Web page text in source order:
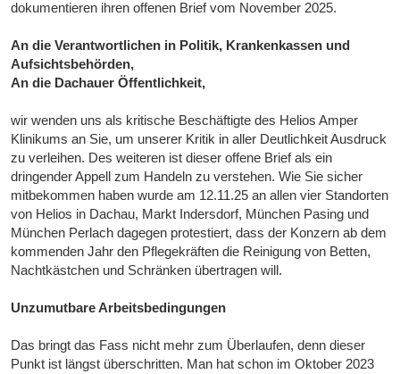
dokumentieren ihren offenen Brief vom November 2025.
An die Verantwortlichen in Politik, Krankenkassen und
Aufsichtsbehörden,
An die Dachauer Öffentlichkeit,
wir wenden uns als kritische Beschäftigte des Helios Amper
Klinikums an Sie, um unserer Kritik in aller Deutlichkeit Ausdruck
zu verleihen. Des weiteren ist dieser offene Brief als ein
dringender Appell zum Handeln zu verstehen. Wie Sie sicher
mitbekommen haben wurde am 12.11.25 an allen vier Standorten
von Helios in Dachau, Markt Indersdorf, München Pasing und
München Perlach dagegen protestiert, dass der Konzern ab dem
kommenden Jahr den Pflegekräften die Reinigung von Betten,
Nachtkästchen und Schränken übertragen will.
Unzumutbare Arbeitsbedingungen
Das bringt das Fass nicht mehr zum Überlaufen, denn dieser
Punkt ist längst überschritten. Man hat schon im Oktober 2023